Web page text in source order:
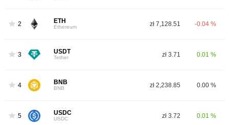
2 ETH
Ethereum zł 7,128.51 -0.04 %
3 USDT
Tether zł 3.71 0.01 %
4 BNB
BNB zł 2,238.85 0.00 %
5 USDC
USDC zł 3.72 0.01 %